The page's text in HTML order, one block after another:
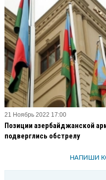
21 Ноябрь 2022 17:00
Позиции азербайджанской
подверглись обстрелу
НАПИШИ